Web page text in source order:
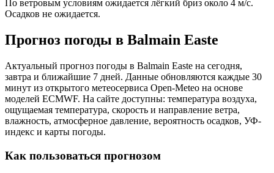
По ветровым условиям ожидается лёгкий бриз около 4 м/с.
Осадков не ожидается.
Прогноз погоды в Balmain Eastе
Актуальный прогноз погоды в Balmain Eastе на сегодня,
завтра и ближайшие 7 дней. Данные обновляются каждые 30
минут из открытого метеосервиса Open-Meteo на основе
моделей ECMWF. На сайте доступны: температура воздуха,
ощущаемая температура, скорость и направление ветра,
влажность, атмосферное давление, вероятность осадков, УФ-
индекс и карты погоды.
Как пользоваться прогнозом